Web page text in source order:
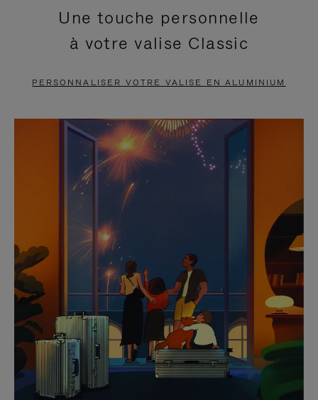
EN
PAUSE,
APPUYEZ
POUR
METTRE
PAUSE
VIDÉO
EST
DÉSACTIVÉ.
CLIQUER
POUR
RÉACTIVER
LE
SON
Une touche personnelle
à votre valise Classic
PERSONNALISER VOTRE VALISE EN ALUMINIUM